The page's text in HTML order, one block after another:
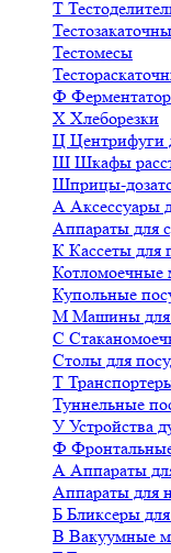
Т
Тестомесы
Ф
Х Хлеборезки
Ц Центрифуги
Ш Шкафы
Шприцы-
А Аксессуары
Аппараты для
К Кассеты для
Купольные
М Машины для
С
Столы для
Т
Туннельные
У Устройства
Ф
А Аппараты
Аппараты для
Б Бликсеры
В Вакуумные